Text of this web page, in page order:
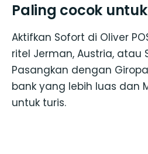
Paling cocok
Aktifkan Sofort di Oliver
ritel Jerman, Austria, atau
Pasangkan dengan
bank yang lebih luas dan
untuk turis.